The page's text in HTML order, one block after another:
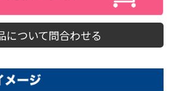
について問合わせる